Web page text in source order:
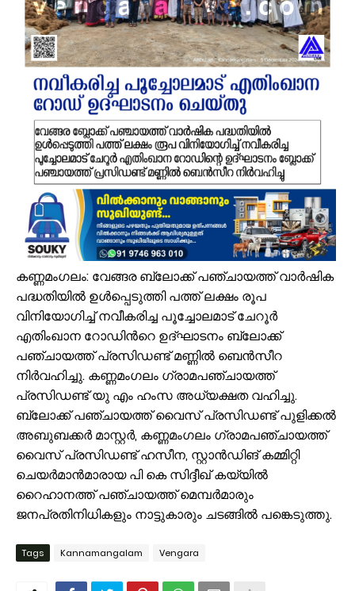
ഓണക്കാലത്തെ റേഷൻ വിതരണം തിങ്കളാഴ്ച മുതൽ;
സംവരണ നിയമനങ്ങളിൽ സ്പെഷ്യൽ റിക്രൂട്ട്മെന്റ് നടത്തണം:
ഇൻഫാന്റിനോക്കെതിരെ അവിശ്വാസ പ്രമേയ നീക്കവുമായി
എസ്.എം.സർവർ മെഗാ ഉറുദു ക്വിസ് മത്സരം സമാപിച്ചു
ഒതുക്കുങ്ങൽ ഗവൺമെന്റ് ഹയർ സെക്കന്ററി സ്കൂളിന് പ്രത്യേക
വേങ്ങര ടൗൺ പൗരസമിതി ഫുട്ബോൾ പ്രവചന മത്സരം: വിജയിക്ക്
ശിഹാബ് തങ്ങളെ അനുസ്മരിച്ച് പി.കെ. കുഞ്ഞാലിക്കുട്ടി
കൂരിയാട് വ്യാപാരി വ്യവസായി ഏകോപന സമിതിയുടെ
വിവരാവകാശ നിയമപ്രകാരം വിവരം സൗജന്യമായി നൽകണം;
അതിശക്തമായ മഴ തുടരും; എട്ട് ജില്ലകളിൽ റെഡ് അലർട്ട്
കണ്ണമംഗലം: വേങ്ങര ബ്ലോക്ക് പഞ്ചായത്ത് വാർഷിക
പദ്ധതിയിൽ ഉൾപ്പെടുത്തി പത്ത് ലക്ഷം രൂപ
വിനിയോഗിച്ച് നവീകരിച്ച പൂച്ചോലമാട് ചേറൂർ
എതിംഖാന റോഡിൻറെ ഉദ്ഘാടനം ബ്ലോക്ക്
പഞ്ചായത്ത് പ്രസിഡണ്ട് മണ്ണിൽ ബെൻസീറ
നിർവഹിച്ചു. കണ്ണമംഗലം ഗ്രാമപഞ്ചായത്ത്
പ്രസിഡണ്ട് യു എം ഹംസ അധ്യക്ഷത വഹിച്ചു.
ബ്ലോക്ക് പഞ്ചായത്ത് വൈസ് പ്രസിഡണ്ട് പുളിക്കൽ
അബുബക്കർ മാസ്റ്റർ, കണ്ണമംഗലം ഗ്രാമപഞ്ചായത്ത്
വൈസ് പ്രസിഡണ്ട് ഹസീന, സ്റ്റാൻഡിങ് കമ്മിറ്റി
ചെയർമാൻമാരായ പി കെ സിദ്ദീഖ് കയ്യിൽ
റൈഹാനത്ത് പഞ്ചായത്ത് മെമ്പർമാരും
ജനപ്രതിനിധികളും നാട്ടുകാരും ചടങ്ങിൽ പങ്കെടുത്തു.
Tags Kannamangalam Vengara